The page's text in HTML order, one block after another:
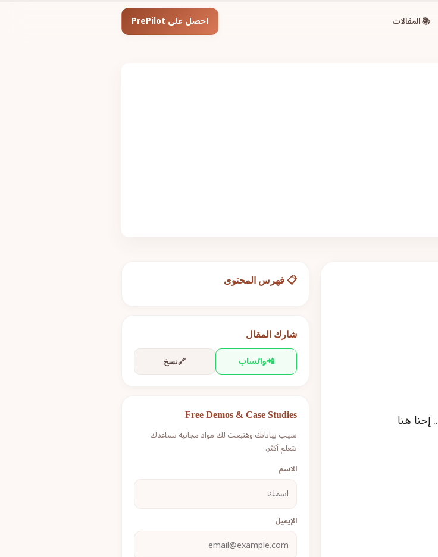
احصل على PrePilot 📚 المقالات
أول ما تدخل إنترفيو، والـ HR يقولك بابتسامة عريضة: "Welcome to the Family.. إحنا هنا
📋 فهرس المحتوى
شارك المقال
📲واتساب 🔗نسخ
Free Demos & Case Studies
سيب بياناتك وهنبعت لك مواد مجانية تساعدك
تتعلم أكثر.
الاسم
الإيميل